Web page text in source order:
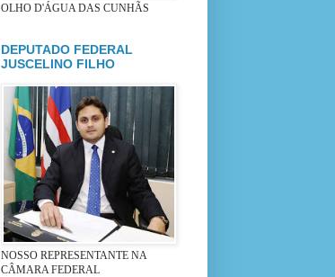
OLHO D'ÁGUA DAS CUNHÃS
DEPUTADO FEDERAL
JUSCELINO FILHO
NOSSO REPRESENTANTE NA
CÂMARA FEDERAL